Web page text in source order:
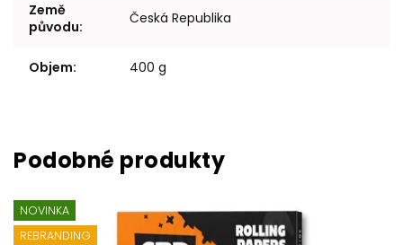
Země
původu: Česká Republika
Objem: 400 g
NOVINKA
REBRANDING